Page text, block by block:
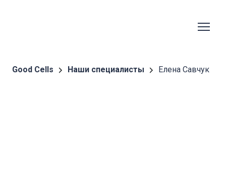
Good Cells Наши специалисты Елена Савчук